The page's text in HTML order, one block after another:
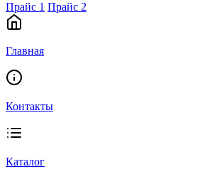
Прайс 1 Прайс 2
Главная
Контакты
Каталог